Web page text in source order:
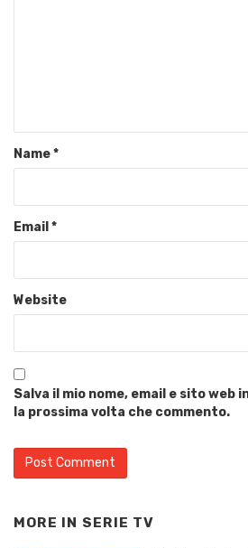
Name*
Email *
Website
Salva il mio nome, email e sito web
la prossima volta che commento.
MORE IN SERIE TV